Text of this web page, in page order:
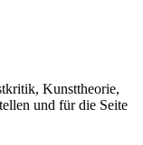
Kunsttheorie,
und für die Seite